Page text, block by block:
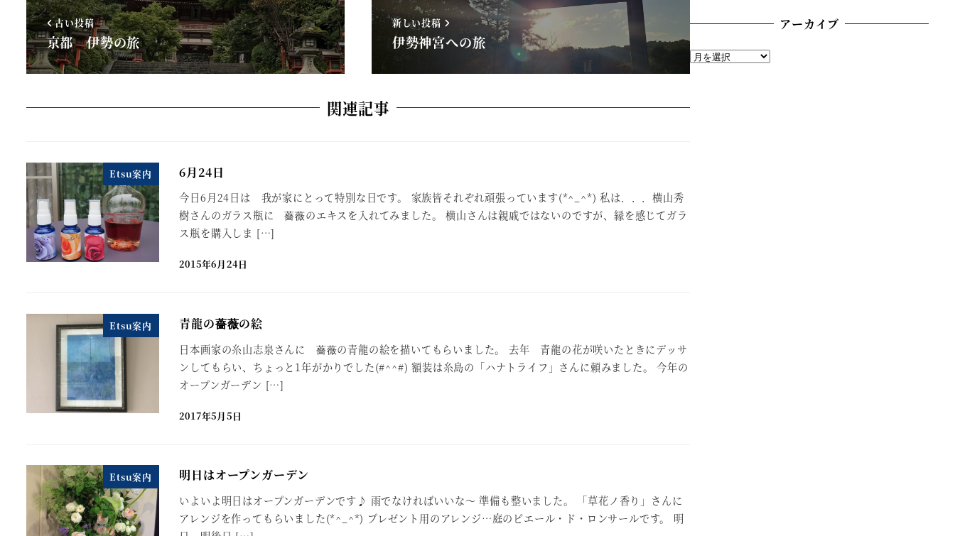
古い投稿
京都 伊勢の旅
新しい投稿
伊勢神宮への旅
関連記事
Etsu案内 6月24日
今日6月24日は 我が家にとって特別な日です。 家族皆それぞれ頑張っています(*^_^*) 私は．．．横山秀
樹さんのガラス瓶に 薔薇のエキスを入れてみました。 横山さんは親戚ではないのですが、縁を感じてガラ
ス瓶を購入しま […]
2015年6月24日
Etsu案内 青龍の薔薇の絵
日本画家の糸山志泉さんに 薔薇の青龍の絵を描いてもらいました。 去年 青龍の花が咲いたときにデッサ
ンしてもらい、ちょっと1年がかりでした(#^^#) 額装は糸島の「ハナトライフ」さんに頼みました。 今年の
オープンガーデン […]
2017年5月5日
Etsu案内 明日はオープンガーデン
いよいよ明日はオープンガーデンです♪ 雨でなければいいな～ 準備も整いました。 「草花ノ香り」さんに
アレンジを作ってもらいました(*^_^*) プレゼント用のアレンジ…庭のピエール・ド・ロンサールです。 明
アーカイブ
ア
ー
イ